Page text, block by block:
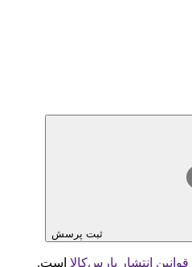
ثبت پرسش
قوانین انتشار پارس‌کالا است.